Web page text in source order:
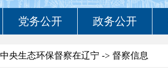
党务公开 政务公开
中央生态环保督察在辽宁 -> 督察信息